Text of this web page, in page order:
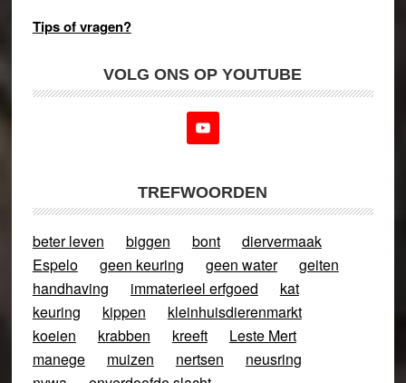
Tips of vragen?
VOLG ONS OP YOUTUBE
TREFWOORDEN
beter leven biggen bont
diervermaak
Espelo
geen keuring geen water
geiten
handhaving
immaterieel erfgoed
kat
keuring
kippen
kleinhuisdierenmarkt
koeien
krabben kreeft
Leste Mert
manege
muizen nertsen
neusring